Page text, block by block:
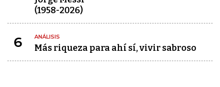
(1958-2026)
6 ANÁLISIS
Más riqueza para ahí sí, vivir sabroso